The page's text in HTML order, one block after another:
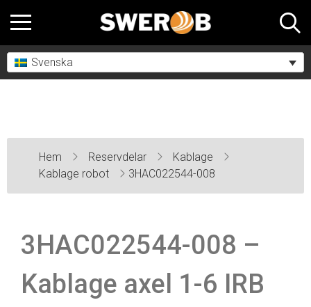
Svenska
Hem Reservdelar
Kablage
Kablage robot
3HAC022544-008
3HAC022544-008 –
Kablage axel 1-6 IRB